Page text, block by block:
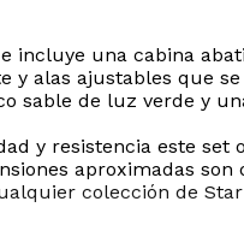
incluye una cabina
y alas ajustables que
sable de luz verde y
y resistencia este
aproximadas
colección de Star